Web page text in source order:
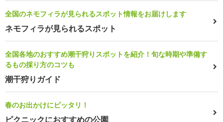
全国のネモフィラが見られるスポット情報をお届けします
ネモフィラが見られるスポット
全国各地のおすすめ潮干狩りスポットを紹介！旬な時期や準備す
るもの採り方のコツも
潮干狩りガイド
春のお出かけにピッタリ！
ピクニックにおすすめの公園